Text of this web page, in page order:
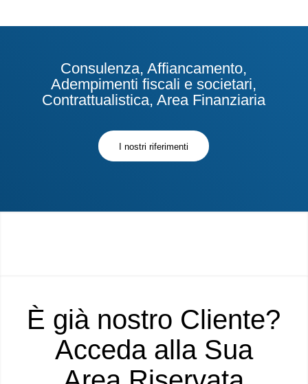
Consulenza, Affiancamento,
Adempimenti fiscali e societari,
Contrattualistica, Area Finanziaria
I nostri riferimenti
È già nostro Cliente?
Acceda alla Sua